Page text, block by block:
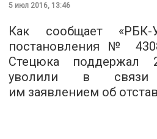
5 июл 2016, 13:46
Как сообщает «РБК-
постановления №
Стецюка поддержал
уволили в
им заявлением об